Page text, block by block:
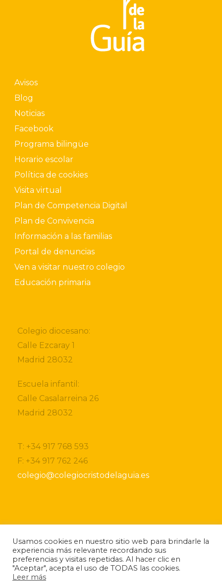
Avisos
Blog
Noticias
Facebook
Programa bilingüe
Horario escolar
Política de cookies
Visita virtual
Plan de Competencia Digital
Plan de Convivencia
Información a las familias
Portal de denuncias
Ven a visitar nuestro colegio
Educación primaria
Colegio diocesano:
Calle Ezcaray 1
Madrid 28032
Escuela infantil:
Calle Casalarreina 26
Madrid 28032
T: +34 917 768 593
F: +34 917 762 246
colegio@colegiocristodelaguia.es
centro, por favor, no dude ponerse en contacto
con nosotros.
Si lo desea también puede descargarse nuestro
folletoinformativo.
Usamos cookies en nuestro sitio web para brindarle la
experiencia más relevante recordando sus
preferencias y visitas repetidas. Al hacer clic en
"Aceptar", acepta el uso de TODAS las cookies.
Leer más